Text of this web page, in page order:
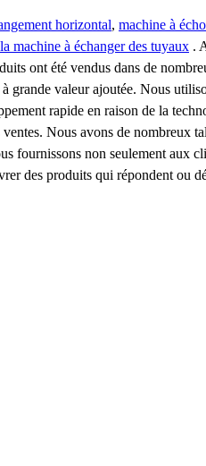
horizontal, machine à
machine à échanger des tuyaux .
ont été vendus dans de
valeur ajoutée. Nous
rapide en raison de la
Nous avons de nombreux
fournissons non seulement aux
des produits qui répondent ou